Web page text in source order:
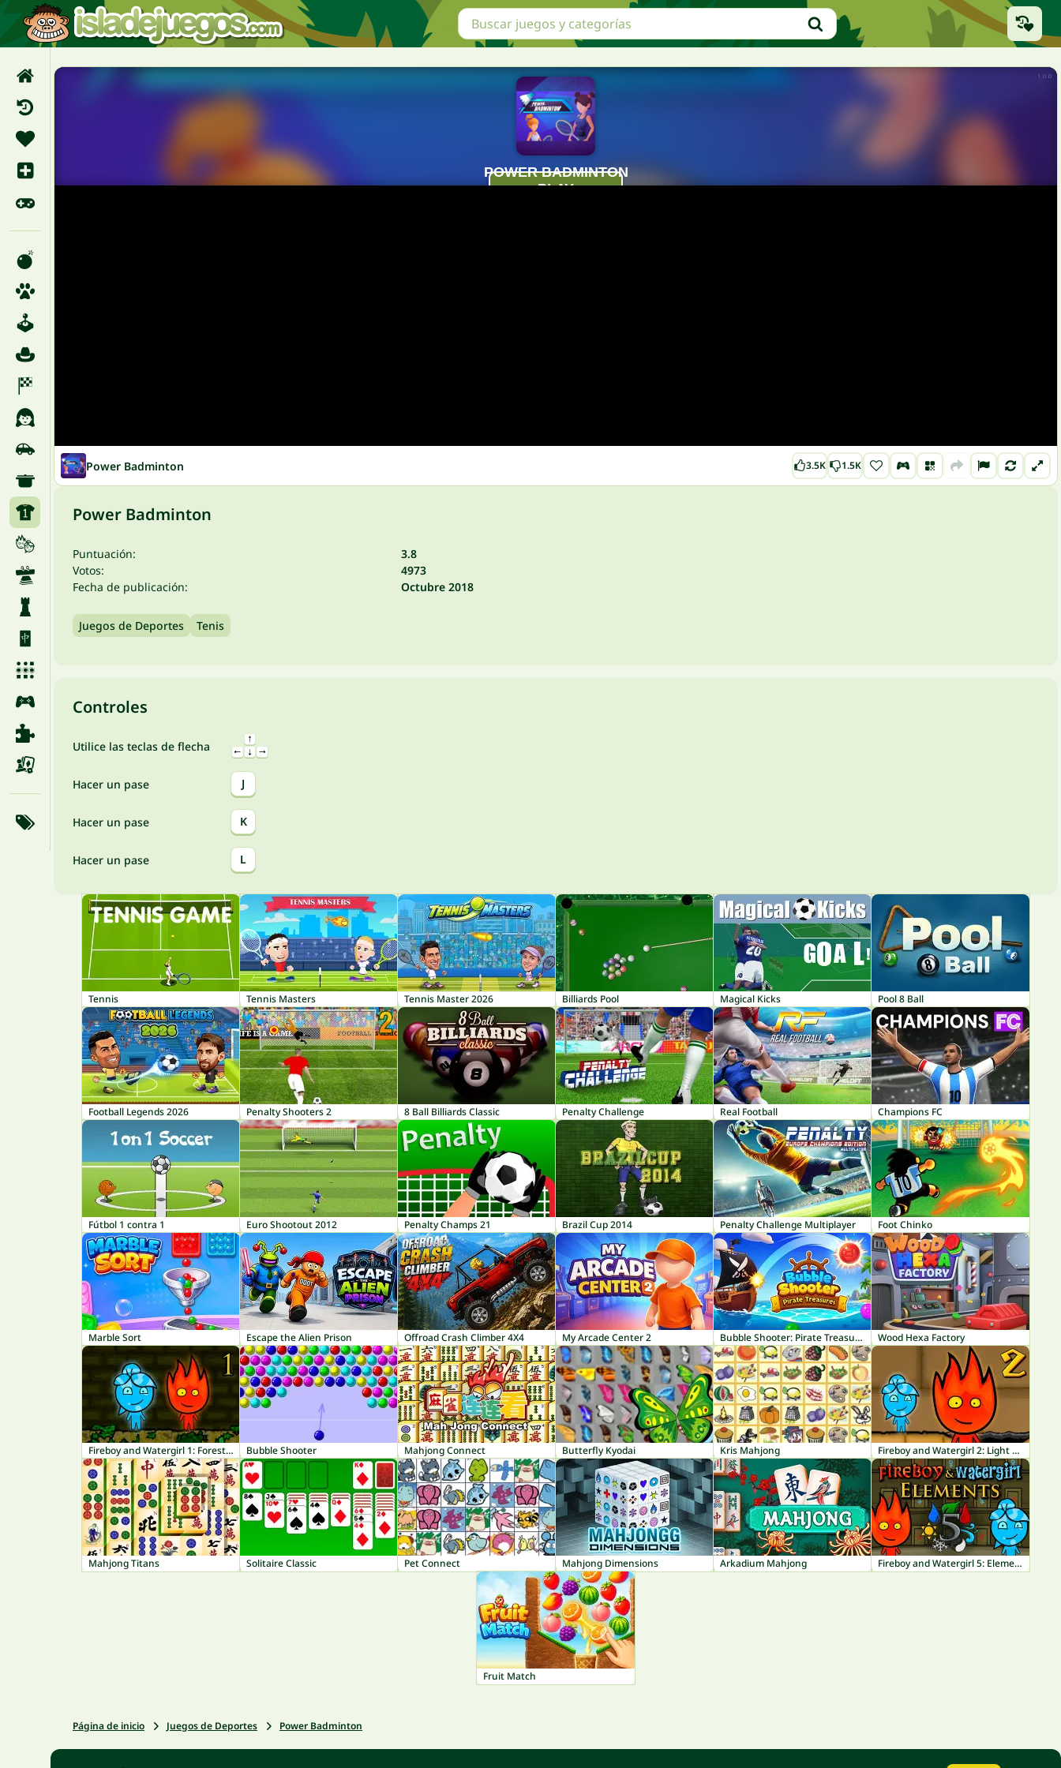
Power Badminton 3.5K 1.5K
Power Badminton
Puntuación:
3.8
Votos:
4973
Fecha de publicación:
Octubre 2018
Juegos de Deportes Tenis
Controles
Utilice las teclas de flecha
Hacer un pase J
Hacer un pase K
Hacer un pase L
Tennis Tennis Masters Tennis Master 2026 Billiards Pool Magical Kicks Pool 8 Ball
Football Legends 2026 Penalty Shooters 2 8 Ball Billiards Classic Penalty Challenge Real Football Champions FC
Fútbol 1 contra 1 Euro Shootout 2012 Penalty Champs 21 Brazil Cup 2014 Penalty Challenge Multiplayer Foot Chinko
Marble Sort Escape the Alien Prison Offroad Crash Climber 4X4 My Arcade Center 2 Bubble Shooter: Pirate Treasures Wood Hexa Factory
Fireboy and Watergirl 1: Forest Temple Bubble Shooter Mahjong Connect Butterfly Kyodai Kris Mahjong Fireboy and Watergirl 2: Light Temple
Mahjong Titans Solitaire Classic Pet Connect Mahjong Dimensions Arkadium Mahjong Fireboy and Watergirl 5: Elements
Fruit Match
Página de inicio Juegos de Deportes Power Badminton